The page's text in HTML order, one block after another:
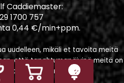
Caddiemaster:
1700 757
0,44 €/min+ppm.
uudelleen, mikäli et tavoita meitä
että tapahtumapäivinä meitä on
tavoittaa puhelimitse.